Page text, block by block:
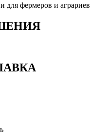
фермеров и аграриев